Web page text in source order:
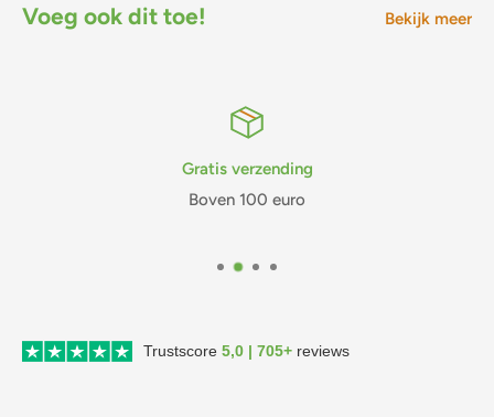
Voeg ook dit toe! Bekijk meer
Gratis verzending
Boven 100 euro
Trustscore 5,0 | 705+ reviews